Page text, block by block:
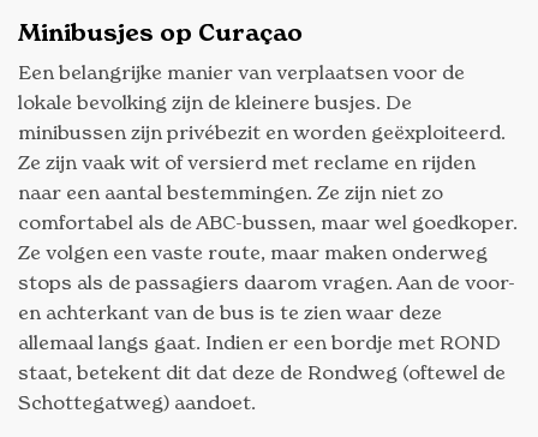
Minibusjes op Curaçao
Een belangrijke manier van verplaatsen voor de
lokale bevolking zijn de kleinere busjes. De
minibussen zijn privébezit en worden geëxploiteerd.
Ze zijn vaak wit of versierd met reclame en rijden
naar een aantal bestemmingen. Ze zijn niet zo
comfortabel als de ABC-bussen, maar wel goedkoper.
Ze volgen een vaste route, maar maken onderweg
stops als de passagiers daarom vragen. Aan de voor-
en achterkant van de bus is te zien waar deze
allemaal langs gaat. Indien er een bordje met ROND
staat, betekent dit dat deze de Rondweg (oftewel de
Schottegatweg) aandoet.